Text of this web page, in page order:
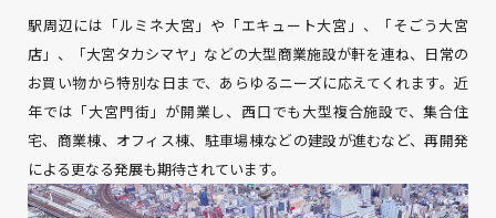
駅周辺には「ルミネ大宮」や「エキュート大宮」、「そごう大宮
店」、「大宮タカシマヤ」などの大型商業施設が軒を連ね、日常の
お買い物から特別な日まで、あらゆるニーズに応えてくれます。近
年では「大宮門街」が開業し、西口でも大型複合施設で、集合住
宅、商業棟、オフィス棟、駐車場棟などの建設が進むなど、再開発
による更なる発展も期待されています。